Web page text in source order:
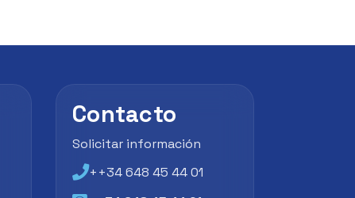
Contacto
Solicitar información
++34 648 45 44 01